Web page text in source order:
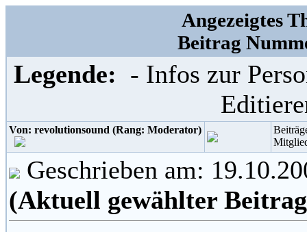
Angezeigtes
Beitrag
Legende: - Infos zur
Von: revolutionsound (Rang: Moderator)
Geschrieben am:
(Aktuell gewählter